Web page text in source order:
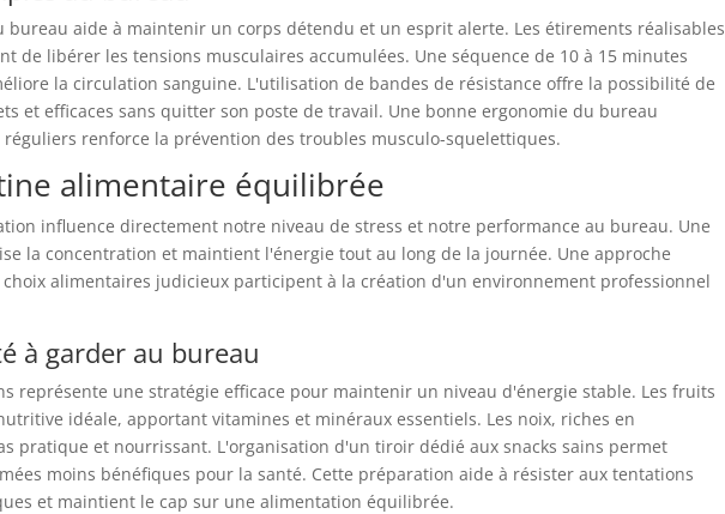
bureau aide à maintenir un corps détendu et un esprit alerte. Les étirements réalisables
de libérer les tensions musculaires accumulées. Une séquence de 10 à 15 minutes
la circulation sanguine. L'utilisation de bandes de résistance offre la possibilité de
et efficaces sans quitter son poste de travail. Une bonne ergonomie du bureau
réguliers renforce la prévention des troubles musculo-squelettiques.
alimentaire équilibrée
influence directement notre niveau de stress et notre performance au bureau. Une
la concentration et maintient l'énergie tout au long de la journée. Une approche
alimentaires judicieux participent à la création d'un environnement professionnel
à garder au bureau
représente une stratégie efficace pour maintenir un niveau d'énergie stable. Les fruits
idéale, apportant vitamines et minéraux essentiels. Les noix, riches en
pratique et nourrissant. L'organisation d'un tiroir dédié aux snacks sains permet
moins bénéfiques pour la santé. Cette préparation aide à résister aux tentations
et maintient le cap sur une alimentation équilibrée.